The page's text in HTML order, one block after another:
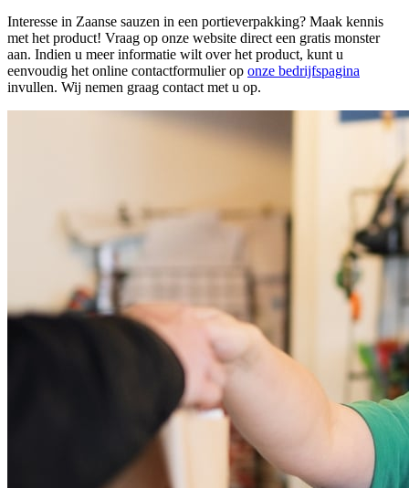
Interesse in Zaanse sauzen in een portieverpakking? Maak kennis
met het product! Vraag op onze website direct een gratis monster
aan. Indien u meer informatie wilt over het product, kunt u
eenvoudig het online contactformulier op onze bedrijfspagina
invullen. Wij nemen graag contact met u op.